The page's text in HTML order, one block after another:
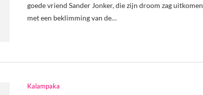
goede vriend Sander Jonker, die zijn droom zag uitkomen
met een beklimming van de…
Kalampaka